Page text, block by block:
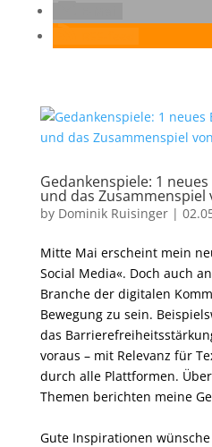
Gedankenspiele: 1
und das Zusammenspiel
by Dominik Ruisinger|
Mitte Mai erscheint mein
Social Media«. Doch auch
Branche der digitalen
Bewegung zu sein.
das
voraus – mit Relevanz für
durch alle Plattformen.
Themen berichten meine
Gute Inspirationen